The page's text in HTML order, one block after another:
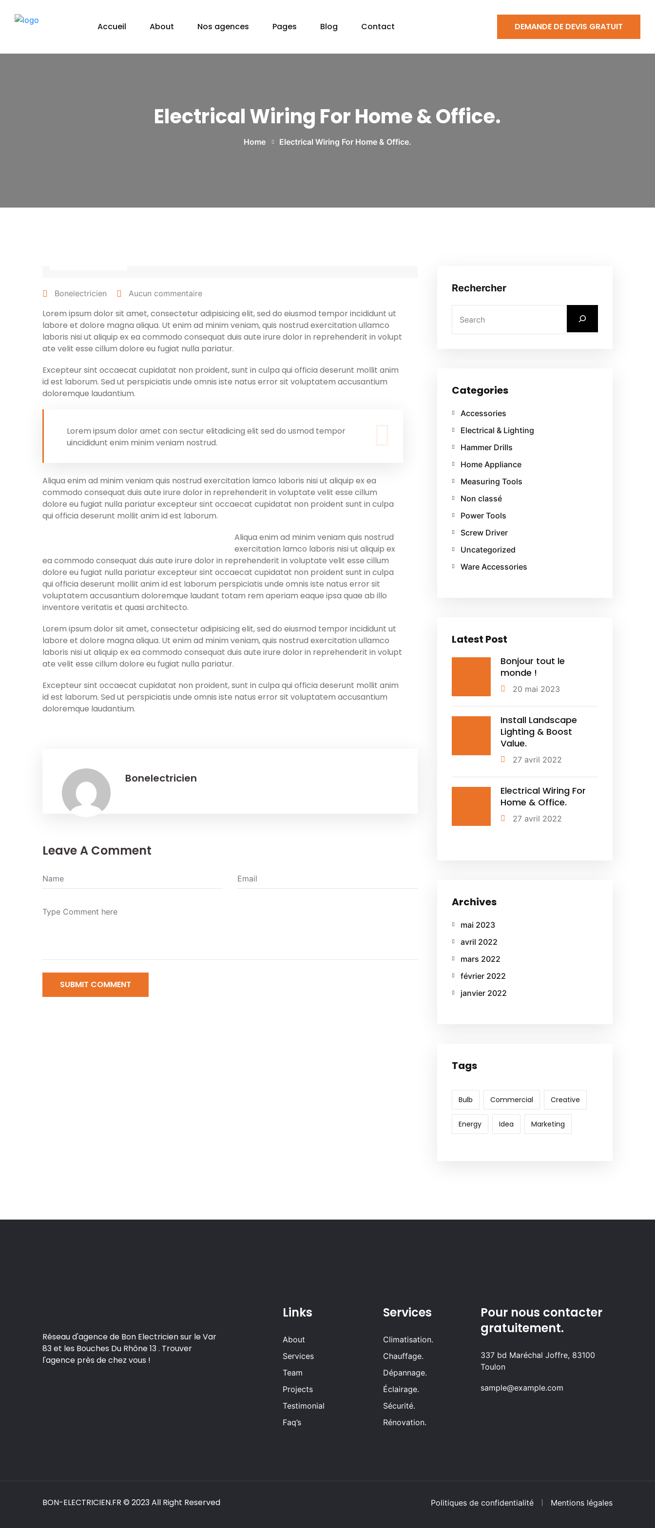
Accueil About Nos agences Pages Blog Contact DEMANDE DE DEVIS GRATUIT
Electrical Wiring For Home & Office.
Home Electrical Wiring For Home & Office.
Bonelectricien Aucun commentaire
Lorem ipsum dolor sit amet, consectetur adipisicing elit, sed do eiusmod tempor incididunt ut
labore et dolore magna aliqua. Ut enim ad minim veniam, quis nostrud exercitation ullamco
laboris nisi ut aliquip ex ea commodo consequat duis aute irure dolor in reprehenderit in volupt
ate velit esse cillum dolore eu fugiat nulla pariatur.
Excepteur sint occaecat cupidatat non proident, sunt in culpa qui officia deserunt mollit anim
id est laborum. Sed ut perspiciatis unde omnis iste natus error sit voluptatem accusantium
doloremque laudantium.
Lorem ipsum dolor amet con sectur elitadicing elit sed do usmod tempor
uincididunt enim minim veniam nostrud.
Aliqua enim ad minim veniam quis nostrud exercitation lamco laboris nisi ut aliquip ex ea
commodo consequat duis aute irure dolor in reprehenderit in voluptate velit esse cillum
dolore eu fugiat nulla pariatur excepteur sint occaecat cupidatat non proident sunt in culpa
qui officia deserunt mollit anim id est laborum.
Aliqua enim ad minim veniam quis nostrud
exercitation lamco laboris nisi ut aliquip ex
ea commodo consequat duis aute irure dolor in reprehenderit in voluptate velit esse cillum
dolore eu fugiat nulla pariatur excepteur sint occaecat cupidatat non proident sunt in culpa
qui officia deserunt mollit anim id est laborum perspiciatis unde omnis iste natus error sit
voluptatem accusantium doloremque laudant totam rem aperiam eaque ipsa quae ab illo
inventore veritatis et quasi architecto.
Lorem ipsum dolor sit amet, consectetur adipisicing elit, sed do eiusmod tempor incididunt ut
labore et dolore magna aliqua. Ut enim ad minim veniam, quis nostrud exercitation ullamco
laboris nisi ut aliquip ex ea commodo consequat duis aute irure dolor in reprehenderit in volupt
ate velit esse cillum dolore eu fugiat nulla pariatur.
Excepteur sint occaecat cupidatat non proident, sunt in culpa qui officia deserunt mollit anim
id est laborum. Sed ut perspiciatis unde omnis iste natus error sit voluptatem accusantium
doloremque laudantium.
Bonelectricien
Leave A Comment
SUBMIT COMMENT
Rechercher
Categories
Accessories
Electrical & Lighting
Hammer Drills
Home Appliance
Measuring Tools
Non classé
Power Tools
Screw Driver
Uncategorized
Ware Accessories
Latest Post
Bonjour tout le
monde !
20 mai 2023
Install Landscape
Lighting & Boost
Value.
27 avril 2022
Electrical Wiring For
Home & Office.
27 avril 2022
Archives
mai 2023
avril 2022
mars 2022
février 2022
janvier 2022
Tags
Bulb Commercial Creative
Energy Idea Marketing
Réseau d'agence de Bon Electricien sur le Var
83 et les Bouches Du Rhône 13 . Trouver
l'agence près de chez vous !
Links
About
Services
Team
Projects
Testimonial
Faq’s
Services
Climatisation.
Chauffage.
Dépannage.
Éclairage.
Sécurité.
Rénovation.
Pour nous contacter
gratuitement.
337 bd Maréchal Joffre, 83100
Toulon
sample@example.com
BON-ELECTRICIEN.FR © 2023 All Right Reserved Politiques de confidentialité Mentions légales